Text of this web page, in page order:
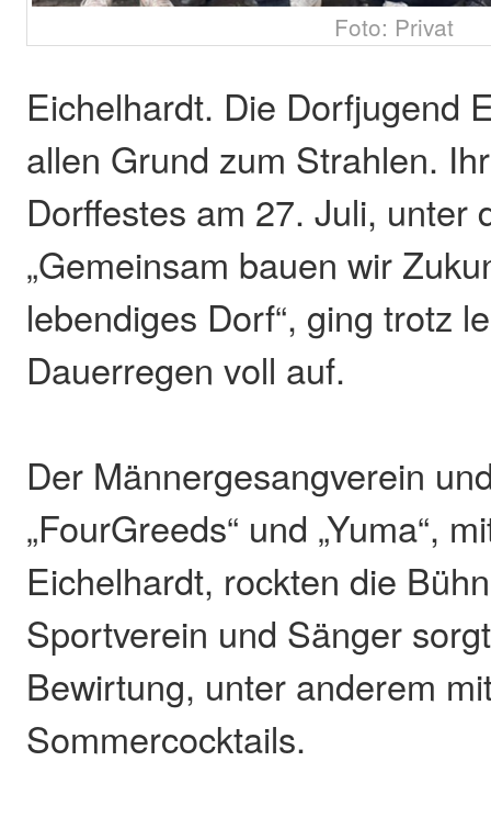
Foto: Privat
Eichelhardt. Die Dorfjugend
allen Grund zum Strahlen.
Dorffestes am 27. Juli, unter
„Gemeinsam bauen wir
lebendiges Dorf“, ging trotz
Dauerregen voll auf.
Der Männergesangverein
„FourGreeds“ und „Yuma“,
Eichelhardt, rockten die
Sportverein und Sänger
Bewirtung, unter anderem
Sommercocktails.